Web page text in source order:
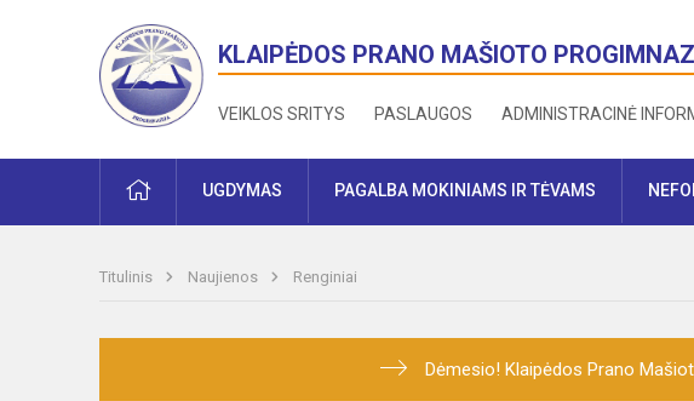
KLAIPĖDOS PRANO MAŠIOTO
VEIKLOS SRITYS PASLAUGOS ADMINISTRACINĖ
PRADŽIAUGDYMAS PAGALBA MOKINIAMS IR TĖVAMS
Titulinis Naujienos Renginiai
Dėmesio! Klaipėdos Prano